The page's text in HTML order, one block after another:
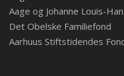
Aage og Johanne Louis-
Det Obelske Familiefond
Aarhuus Stiftstidendes